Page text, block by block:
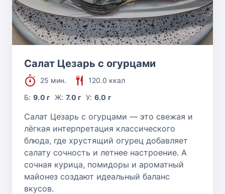
Салат Цезарь с огурцами
25 мин.
120.0 ккал
Б:9.0 г Ж: 7.0 г У: 6.0 г
Салат Цезарь с огурцами — это свежая и
лёгкая интерпретация классического
блюда, где хрустящий огурец добавляет
салату сочность и летнее настроение. А
сочная курица, помидоры и ароматный
майонез создают идеальный баланс
вкусов.